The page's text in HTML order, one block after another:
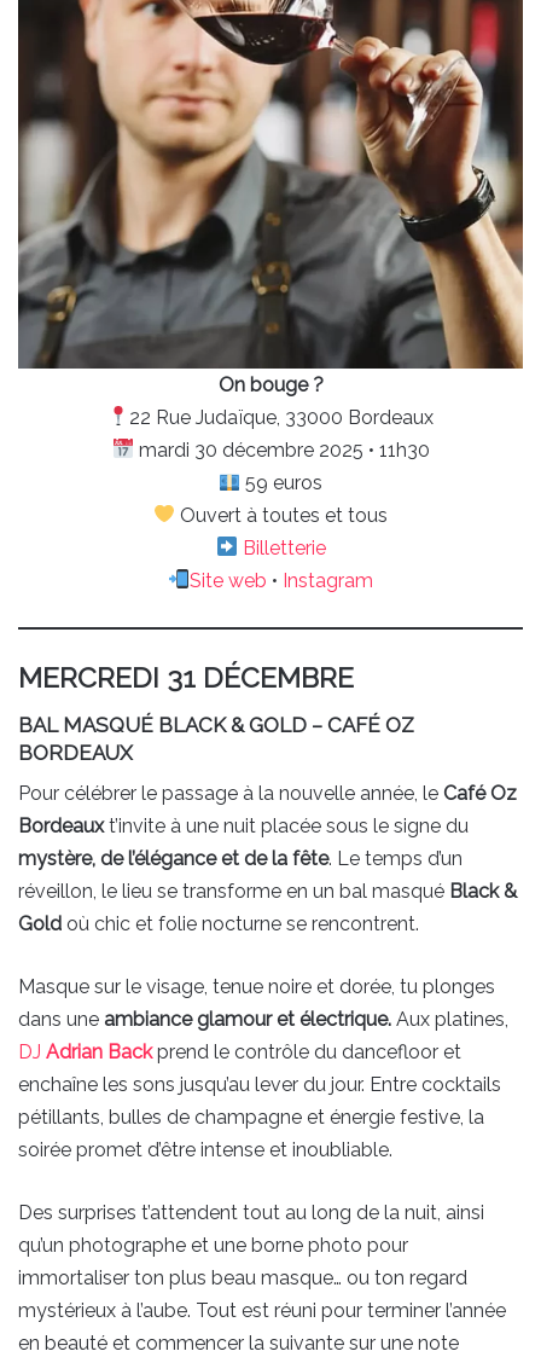
On bouge ?
22 Rue Judaïque, 33000 Bordeaux
mardi 30 décembre 2025 • 11h30
59 euros
Ouvert à toutes et tous
Billetterie
Site web • Instagram
MERCREDI 31 DÉCEMBRE
BAL MASQUÉ BLACK & GOLD – CAFÉ OZ
BORDEAUX
Pour célébrer le passage à la nouvelle année, le Café Oz
Bordeauxt’invite à une nuit placée sous le signe du
mystère, de l’élégance et de la fête. Le temps d’un
réveillon, le lieu se transforme en un bal masqué Black &
Gold où chic et folie nocturne se rencontrent.
Masque sur le visage, tenue noire et dorée, tu plonges
dans une ambiance glamour et électrique. Aux platines,
DJ Adrian Back prend le contrôle du dancefloor et
enchaîne les sons jusqu’au lever du jour. Entre cocktails
pétillants, bulles de champagne et énergie festive, la
soirée promet d’être intense et inoubliable.
Des surprises t’attendent tout au long de la nuit, ainsi
qu’un photographe et une borne photo pour
immortaliser ton plus beau masque… ou ton regard
mystérieux à l’aube. Tout est réuni pour terminer l’année
en beauté et commencer la suivante sur une note